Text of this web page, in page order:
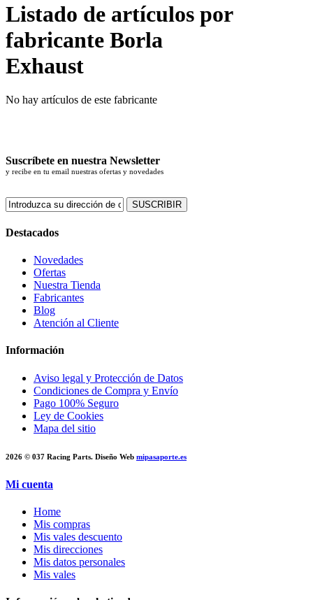
Listado de artículos por
fabricante Borla
Exhaust
No hay artículos de este fabricante
Suscríbete en nuestra Newsletter
y recibe en tu email nuestras ofertas y novedades
SUSCRIBIR
Destacados
Novedades
Ofertas
Nuestra Tienda
Fabricantes
Blog
Atención al Cliente
Información
Aviso legal y Protección de Datos
Condiciones de Compra y Envío
Pago 100% Seguro
Ley de Cookies
Mapa del sitio
2026 © 037 Racing Parts. Diseño Web mipasaporte.es
Mi cuenta
Home
Mis compras
Mis vales descuento
Mis direcciones
Mis datos personales
Mis vales